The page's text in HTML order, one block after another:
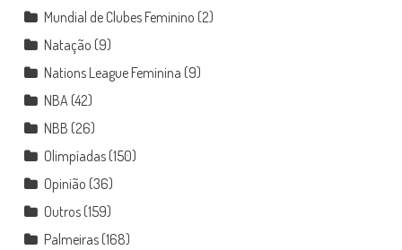
Mundial de Clubes Feminino (2)
Natação (9)
Nations League Feminina (9)
NBA(42)
NBB (26)
Olimpíadas(150)
Opinião (36)
Outros(159)
Palmeiras(168)